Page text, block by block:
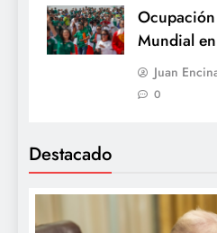
Mundial
Juan
0
Destacado